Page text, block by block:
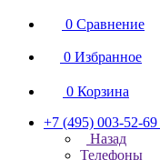
0 Сравнение
0 Избранное
0 Корзина
+7 (495) 003-52-69
Назад
Телефоны